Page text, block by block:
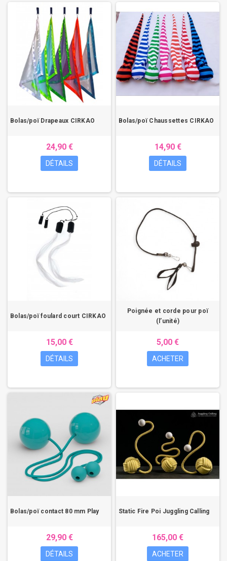
Bolas/poï Drapeaux CIRKAO
24,90 €
DÉTAILS
Bolas/poï Chaussettes CIRKAO
14,90 €
DÉTAILS
Bolas/poï foulard court CIRKAO
15,00 €
DÉTAILS
Poignée et corde pour poï
(l’unité)
5,00 €
ACHETER
Bolas/poï contact 80 mm Play
29,90 €
DÉTAILS
Static Fire Poi Juggling Calling
165,00 €
ACHETER